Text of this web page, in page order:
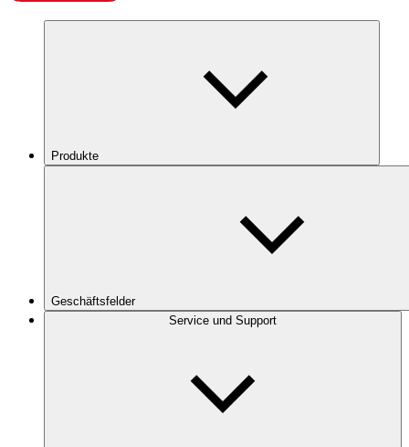
Produkte
Geschäftsfelder
Service und Support